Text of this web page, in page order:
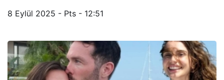
8 Eylül 2025 - Pts - 12:51